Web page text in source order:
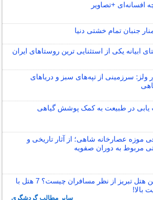
افسانه‌ای +تصاویر
جنبان تمام خشتی دنیا
ابیانه یکی از استثنایی ‏ترین روستاهای ایران
ولز: سرزمینی از تپه‌های سبز و دریاهای
در طبیعت به کمک پوشش گیاهی
موزه عصارخانه شاهی؛ از آثار تاریخی و
مربوط به دوران صفویه
بهترین هتل تبریز از نظر مسافران چیست؟ 7 هتل با
بالا!
سایر مطالب گردشگری